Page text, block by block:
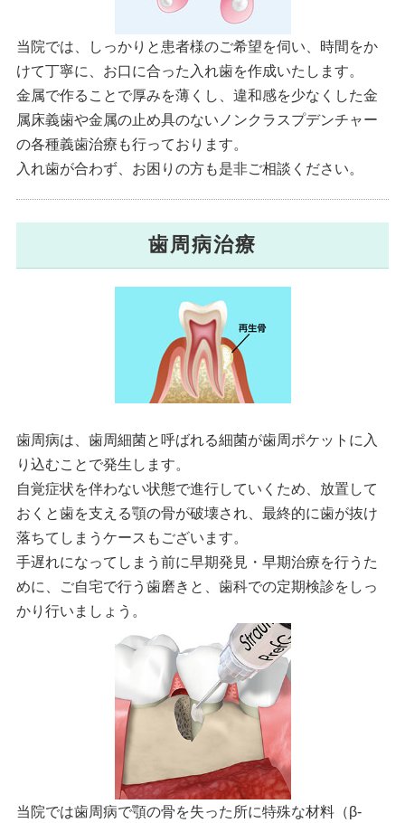
当院では、しっかりと患者様のご希望を伺い、時間をか
けて丁寧に、お口に合った入れ歯を作成いたします。
金属で作ることで厚みを薄くし、違和感を少なくした金
属床義歯や金属の止め具のないノンクラスプデンチャー
の各種義歯治療も行っております。
入れ歯が合わず、お困りの方も是非ご相談ください。
歯周病治療
歯周病は、歯周細菌と呼ばれる細菌が歯周ポケットに入
り込むことで発生します。
自覚症状を伴わない状態で進行していくため、放置して
おくと歯を支える顎の骨が破壊され、最終的に歯が抜け
落ちてしまうケースもございます。
手遅れになってしまう前に早期発見・早期治療を行うた
めに、ご自宅で行う歯磨きと、歯科での定期検診をしっ
かり行いましょう。
当院では歯周病で顎の骨を失った所に特殊な材料（β-